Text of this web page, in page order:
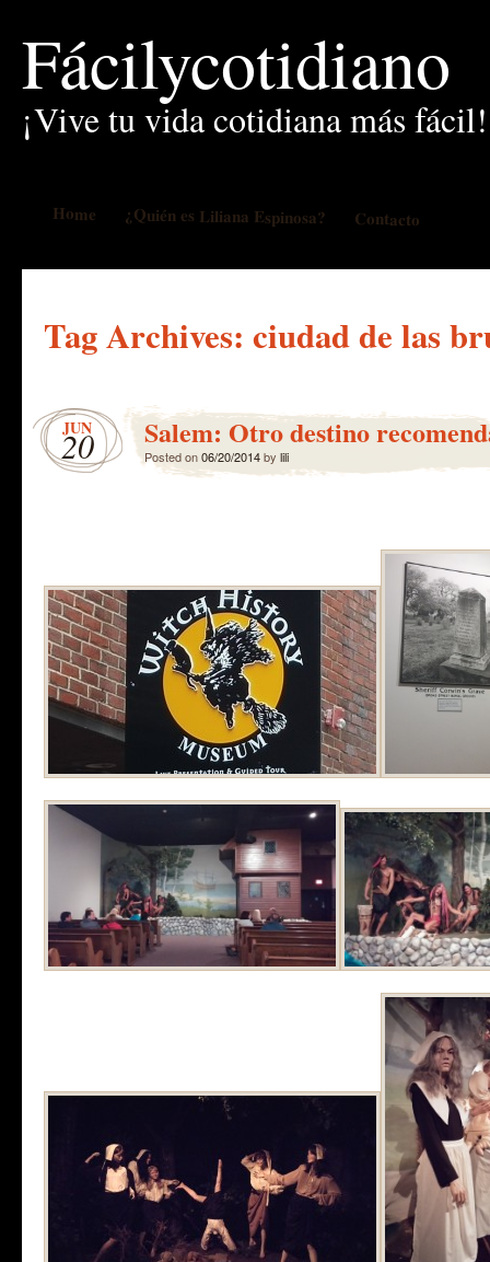
Fácilycotidiano
¡Vive tu vida cotidiana más fácil!
Home ¿Quién es Liliana Espinosa? Contacto
Tag Archives: ciudad de las
JUN
20 Salem: Otro destino
Posted on06/20/2014by lili